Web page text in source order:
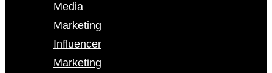
Media
Marketing
Influencer
Marketing